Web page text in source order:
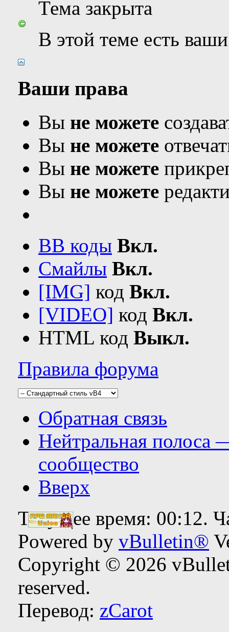
Тема закрыта
В этой теме есть
Ваши права
Вы не можете
Вы не можете
Вы не можете
Вы не можете
BB коды Вкл.
Смайлы Вкл.
[IMG] код Вкл.
[VIDEO] код Вкл.
HTML код Выкл.
Правила форума
Обратная связь
Нейтральная полоса
сообщество
Вверх
Текущее время: 00:12.
Powered by vBulletin®
Copyright © 2026
reserved.
Перевод: zCarot